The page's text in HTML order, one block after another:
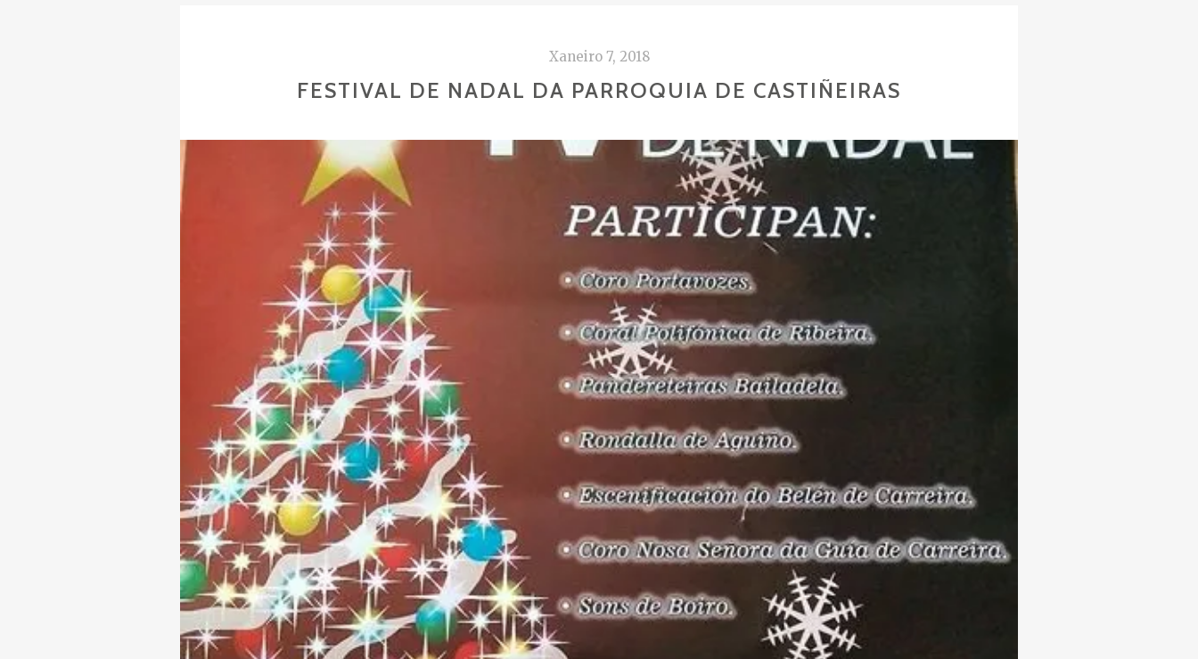
Xaneiro 7, 2018
FESTIVAL DE NADAL DA PARROQUIA DE CASTIÑEIRAS